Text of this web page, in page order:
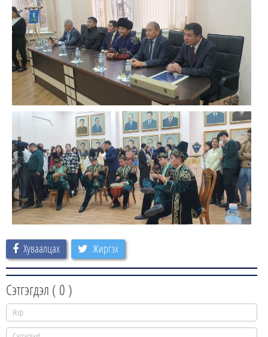
Хуваалцах Жиргэх
Сэтгэгдэл ( 0 )